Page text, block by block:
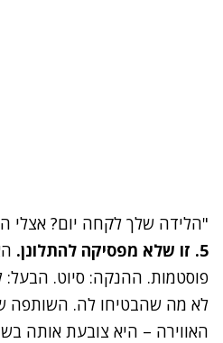
"הלידה שלך לקחה יום? אצלי
5. זו שלא מפסיקה להתלונן.
פוסטמות. ההנקה: סיוט.
לא מה שהבטיחו לה. השותפה
האווירה – היא צובעת אותה